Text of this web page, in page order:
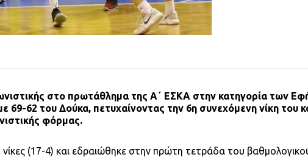
στο πρωτάθλημα της Α΄ ΕΣΚΑ στην κατηγορία των
69-62 του Δούκα, πετυχαίνοντας την 6η συνεχόμενη νίκη του
φόρμας.
(17-4) και εδραιώθηκε στην πρώτη τετράδα του